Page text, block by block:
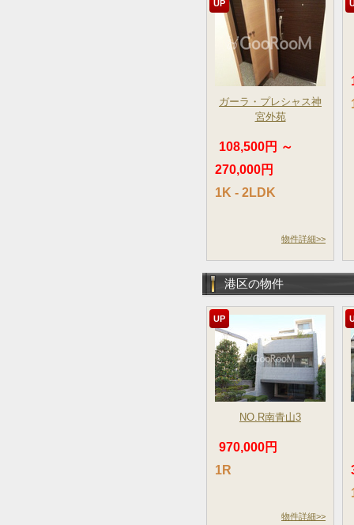
UP
ガーラ・プレシャス神
宮外苑
108,500円 ～
270,000円
1K - 2LDK
物件詳細>>
港区の物件
UP
NO.R南青山3
970,000円
1R
物件詳細>>